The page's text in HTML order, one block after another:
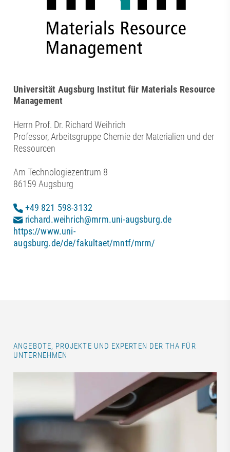
Universität Augsburg Institut für Materials Resource
Management
Herrn Prof. Dr. Richard Weihrich
Professor, Arbeitsgruppe Chemie der Materialien und der
Ressourcen
Am Technologiezentrum 8
86159 Augsburg
+49 821 598-3132
richard.weihrich@mrm.uni-augsburg.de
https://www.uni-
augsburg.de/de/fakultaet/mntf/mrm/
ANGEBOTE, PROJEKTE UND EXPERTEN DER THA FÜR
UNTERNEHMEN